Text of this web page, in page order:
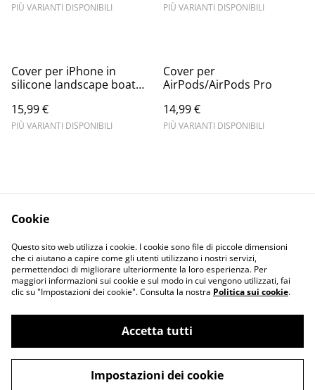
PIÙ VARIANTI DISPONIBILI PIÙ VARIANTI DISPONIBILI
Cover per iPhone in
silicone landscape boat
15,99 €
PIÙ VARIANTI DISPONIBILI
Cover per
AirPods/AirPods Pro
14,99 €
PIÙ VARIANTI DISPONIBILI
Informativa sulla
privacy
Terms and
conditions
©2026Merlin Visual
powered by
Cookie
Questo sito web utilizza i cookie. I cookie sono file di piccole dimensioni
che ci aiutano a capire come gli utenti utilizzano i nostri servizi,
permettendoci di migliorare ulteriormente la loro esperienza. Per
maggiori informazioni sui cookie e sul modo in cui vengono utilizzati, fai
clic su "Impostazioni dei cookie". Consulta la nostra Politica sui cookie.
Accetta tutti
Impostazioni dei cookie